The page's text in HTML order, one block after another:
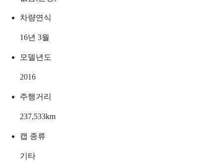
차량연식
16년 3월
모델년도
2016
주행거리
237,533km
캡 종류
기타